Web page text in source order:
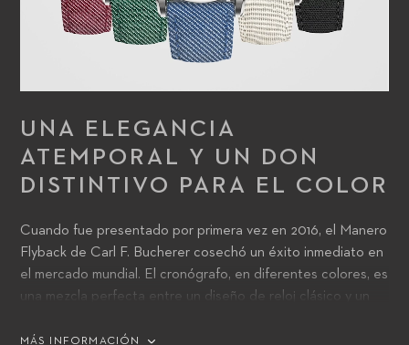
UNA ELEGANCIA
ATEMPORAL Y UN DON
DISTINTIVO PARA EL COLOR
Cuando fue presentado por primera vez en 2016, el Manero
Flyback de Carl F. Bucherer cosechó un éxito inmediato en
el mercado mundial. El cronógrafo, en diferentes colores, es
una mezcla perfecta entre un diseño de reloj clásico y un
Lucerna ha anunciado el siguiente capítulo de la historia del
MÁS INFORMACIÓN